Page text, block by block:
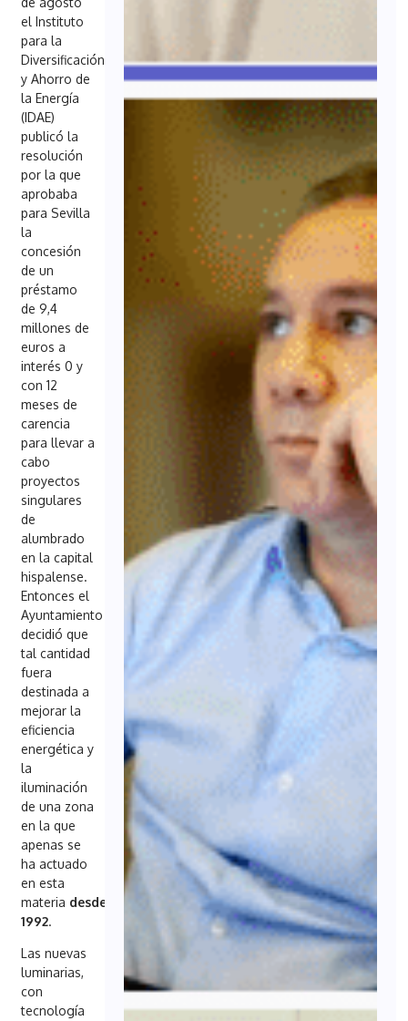
el Instituto
para la
Diversificación
y Ahorro de
la Energía
(IDAE)
publicó la
resolución
por la que
aprobaba
para Sevilla
la
concesión
de un
préstamo
de 9,4
millones de
euros a
interés 0 y
con 12
meses de
carencia
para llevar a
cabo
proyectos
singulares
de
alumbrado
en la capital
hispalense.
Entonces el
Ayuntamiento
decidió que
tal cantidad
fuera
destinada a
mejorar la
eficiencia
energética y
la
iluminación
de una zona
en la que
apenas se
ha actuado
en esta
materia desde
1992.
Las nuevas
luminarias,
con
tecnología